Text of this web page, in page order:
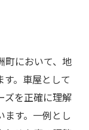
町において、地
。車屋として
ズを正確に理解
ます。一例とし